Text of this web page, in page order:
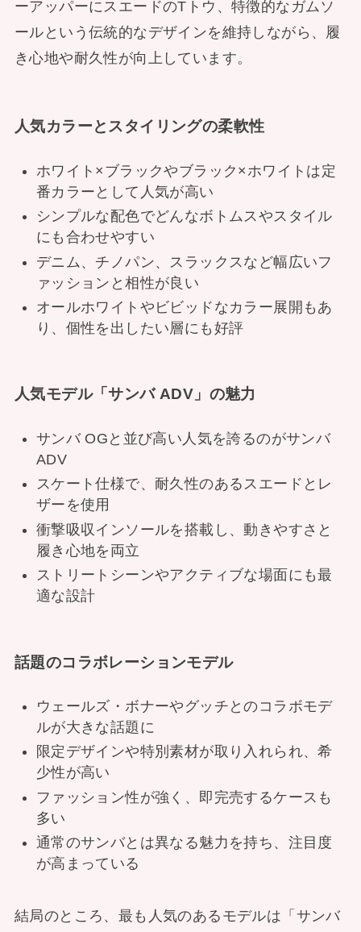
ーアッパーにスエードのTトウ、特徴的なガムソ
ールという伝統的なデザインを維持しながら、履
き心地や耐久性が向上しています。
人気カラーとスタイリングの柔軟性
ホワイト×ブラックやブラック×ホワイトは定
番カラーとして人気が高い
シンプルな配色でどんなボトムスやスタイル
にも合わせやすい
デニム、チノパン、スラックスなど幅広いフ
ァッションと相性が良い
オールホワイトやビビッドなカラー展開もあ
り、個性を出したい層にも好評
人気モデル「サンバ ADV」の魅力
サンバ OGと並び高い人気を誇るのがサンバ
ADV
スケート仕様で、耐久性のあるスエードとレ
ザーを使用
衝撃吸収インソールを搭載し、動きやすさと
履き心地を両立
ストリートシーンやアクティブな場面にも最
適な設計
話題のコラボレーションモデル
ウェールズ・ボナーやグッチとのコラボモデ
ルが大きな話題に
限定デザインや特別素材が取り入れられ、希
少性が高い
ファッション性が強く、即完売するケースも
多い
通常のサンバとは異なる魅力を持ち、注目度
が高まっている
結局のところ、最も人気のあるモデルは「サンバ